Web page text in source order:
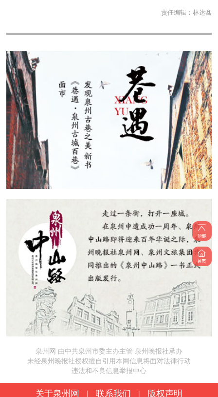
责任编辑： 林达鑫
泉州网 由中共泉州市委主办主管 泉州晚报社承办
未经泉州晚报社授权擅自引用本网信息将面对法律行动
违法和不良信息举报中心
关于泉州网 | 联系我们 | 版权声明